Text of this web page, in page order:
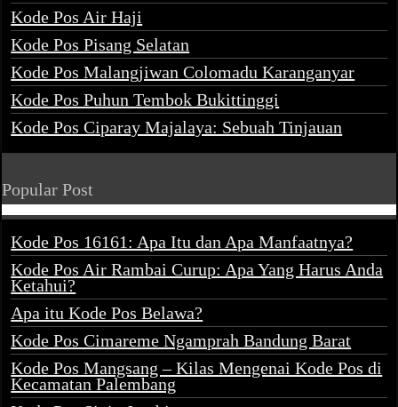
Kode Pos Air Haji
Kode Pos Pisang Selatan
Kode Pos Malangjiwan Colomadu Karanganyar
Kode Pos Puhun Tembok Bukittinggi
Kode Pos Ciparay Majalaya: Sebuah Tinjauan
Popular Post
Kode Pos 16161: Apa Itu dan Apa Manfaatnya?
Kode Pos Air Rambai Curup: Apa Yang Harus Anda
Ketahui?
Apa itu Kode Pos Belawa?
Kode Pos Cimareme Ngamprah Bandung Barat
Kode Pos Mangsang – Kilas Mengenai Kode Pos di
Kecamatan Palembang